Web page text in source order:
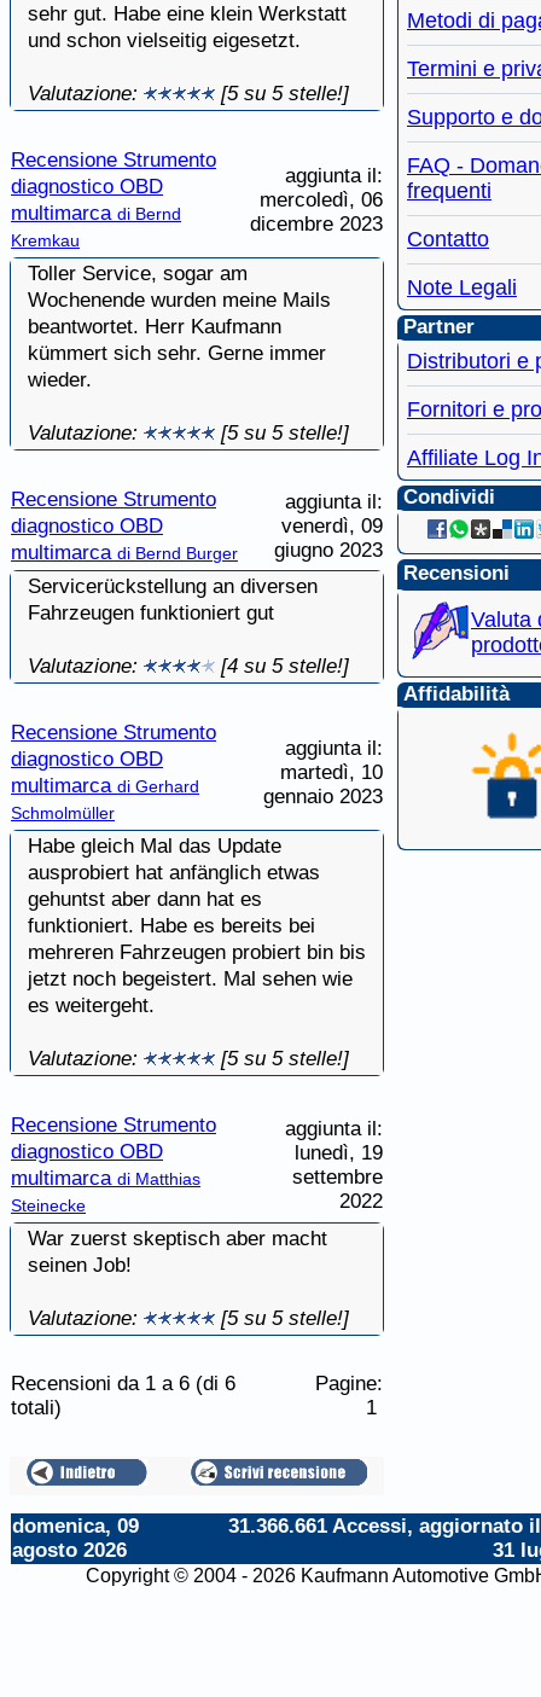
sehr gut. Habe eine klein Werkstatt
und schon vielseitig eigesetzt.
Valutazione: [5 su 5 stelle!]
Recensione Strumento
diagnostico OBD
multimarca di Bernd
Kremkau
aggiunta il:
mercoledì, 06
dicembre 2023
Toller Service, sogar am
Wochenende wurden meine Mails
beantwortet. Herr Kaufmann
kümmert sich sehr. Gerne immer
wieder.
Valutazione: [5 su 5 stelle!]
Recensione Strumento
diagnostico OBD
multimarca di Bernd Burger
aggiunta il:
venerdì, 09
giugno 2023
Servicerückstellung an diversen
Fahrzeugen funktioniert gut
Valutazione: [4 su 5 stelle!]
Recensione Strumento
diagnostico OBD
multimarca di Gerhard
Schmolmüller
aggiunta il:
martedì, 10
gennaio 2023
Habe gleich Mal das Update
ausprobiert hat anfänglich etwas
gehuntst aber dann hat es
funktioniert. Habe es bereits bei
mehreren Fahrzeugen probiert bin bis
jetzt noch begeistert. Mal sehen wie
es weitergeht.
Valutazione: [5 su 5 stelle!]
Recensione Strumento
diagnostico OBD
multimarca di Matthias
Steinecke
aggiunta il:
lunedì, 19
settembre
2022
War zuerst skeptisch aber macht
seinen Job!
Valutazione: [5 su 5 stelle!]
Recensioni da 1 a 6 (di 6
totali)
Pagine:
1
Metodi di
Termini e
Supporto e
FAQ -
frequenti
Contatto
Note Legali
Partner
Distributori e
Fornitori e
Affiliate Log
Condividi
Recensioni
Valuta
Affidabilità
domenica, 09
agosto 2026
31.366.661 Accessi, aggiornato
31
Copyright © 2004 - 2026 Kaufmann Automotive